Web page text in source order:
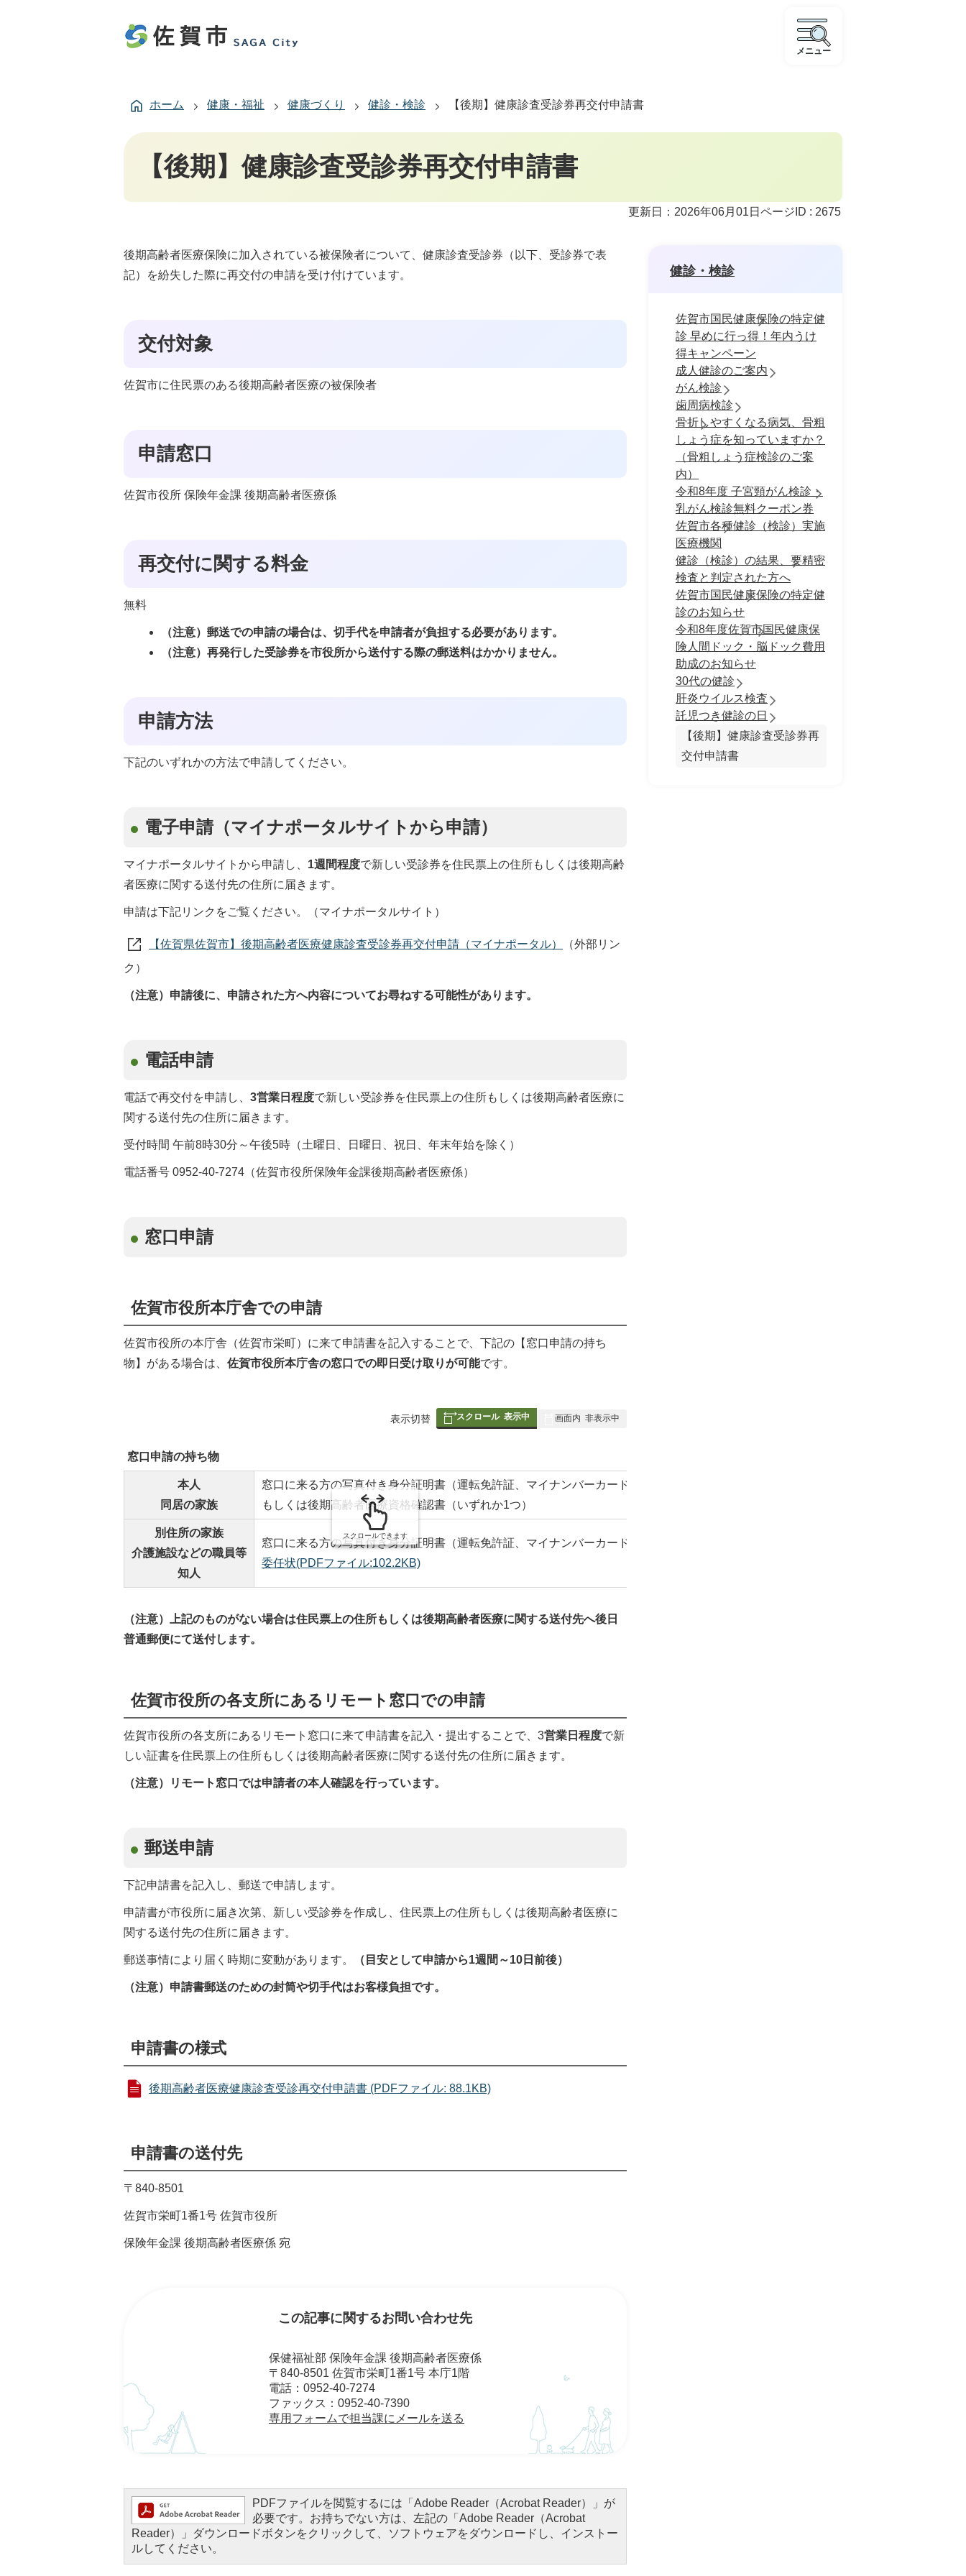
メニュー
ホーム 健康・福祉 健康づくり 健診・検診 【後期】健康診査受診券再交付申請書
【後期】健康診査受診券再交付申請書
更新日：2026年06月01日 ページID : 2675
後期高齢者医療保険に加入されている被保険者について、健康診査受診券（以下、受診券で表
記）を紛失した際に再交付の申請を受け付けています。
交付対象
佐賀市に住民票のある後期高齢者医療の被保険者
申請窓口
佐賀市役所 保険年金課 後期高齢者医療係
再交付に関する料金
無料
（注意）郵送での申請の場合は、切手代を申請者が負担する必要があります。
（注意）再発行した受診券を市役所から送付する際の郵送料はかかりません。
申請方法
下記のいずれかの方法で申請してください。
電子申請（マイナポータルサイトから申請）
マイナポータルサイトから申請し、 1週間程度で新しい受診券を住民票上の住所もしくは後期高齢
者医療に関する送付先の住所に届きます。
申請は下記リンクをご覧ください。（マイナポータルサイト）
【佐賀県佐賀市】後期高齢者医療健康診査受診券再交付申請（マイナポータル）
（外部リン
ク）
（注意）申請後に、申請された方へ内容についてお尋ねする可能性があります。
電話申請
電話で再交付を申請し、 3営業日程度で新しい受診券を住民票上の住所もしくは後期高齢者医療に
関する送付先の住所に届きます。
受付時間 午前8時30分～午後5時（土曜日、日曜日、祝日、年末年始を除く）
電話番号 0952-40-7274（佐賀市役所保険年金課後期高齢者医療係）
窓口申請
佐賀市役所本庁舎での申請
佐賀市役所の本庁舎（佐賀市栄町）に来て申請書を記入することで、下記の【窓口申請の持ち
物】がある場合は、 佐賀市役所本庁舎の窓口での即日受け取りが可能です。
表
の
表示切替 スクロール 表示中 画面内 非表示中
窓口申請の持ち物
本人
同居の家族
窓口に来る方の写真付き身分証明書（運転免許証、マイナンバーカードなど）
もしくは後期高齢者医療資格確認書（いずれか1つ）
別住所の家族
介護施設などの職員等
知人
窓口に来る方の写真付き身分証明書（運転免許証、マイナンバーカードなど）
委任状(PDFファイル:102.2KB)
スクロールできます
（注意）上記のものがない場合は住民票上の住所もしくは後期高齢者医療に関する送付先へ後日
普通郵便にて送付します。
佐賀市役所の各支所にあるリモート窓口での申請
佐賀市役所の各支所にあるリモート窓口に来て申請書を記入・提出することで、3営業日程度で新
しい証書を住民票上の住所もしくは後期高齢者医療に関する送付先の住所に届きます。
（注意）リモート窓口では申請者の本人確認を行っています。
郵送申請
下記申請書を記入し、郵送で申請します。
申請書が市役所に届き次第、新しい受診券を作成し、住民票上の住所もしくは後期高齢者医療に
関する送付先の住所に届きます。
郵送事情により届く時期に変動があります。 （目安として申請から1週間～10日前後）
（注意）申請書郵送のための封筒や切手代はお客様負担です。
申請書の様式
後期高齢者医療健康診査受診再交付申請書 (PDFファイル: 88.1KB)
申請書の送付先
〒840-8501
佐賀市栄町1番1号 佐賀市役所
保険年金課 後期高齢者医療係 宛
この記事に関するお問い合わせ先
保健福祉部 保険年金課 後期高齢者医療係
〒840-8501 佐賀市栄町1番1号 本庁1階
電話：0952-40-7274
ファックス：0952-40-7390
専用フォームで担当課にメールを送る
PDFファイルを閲覧するには「Adobe Reader（Acrobat Reader）」が
必要です。お持ちでない方は、左記の「Adobe Reader（Acrobat
Reader）」ダウンロードボタンをクリックして、ソフトウェアをダウンロードし、インストー
ルしてください。
健診・検診
佐賀市国民健康保険の特定健
診 早めに行っ得！年内うけ
得キャンペーン
成人健診のご案内
がん検診
歯周病検診
骨折しやすくなる病気、骨粗
しょう症を知っていますか？
（骨粗しょう症検診のご案
内）
令和8年度 子宮頸がん検診・
乳がん検診無料クーポン券
佐賀市各種健診（検診）実施
医療機関
健診（検診）の結果、要精密
検査と判定された方へ
佐賀市国民健康保険の特定健
診のお知らせ
令和8年度佐賀市国民健康保
険人間ドック・脳ドック費用
助成のお知らせ
30代の健診
肝炎ウイルス検査
託児つき健診の日
【後期】健康診査受診券再
交付申請書